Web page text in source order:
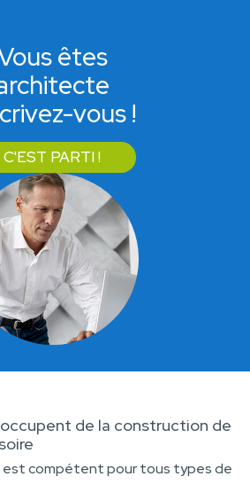
êtes
vous !
C'EST PARTI !
de la construction de
est compétent pour tous types de